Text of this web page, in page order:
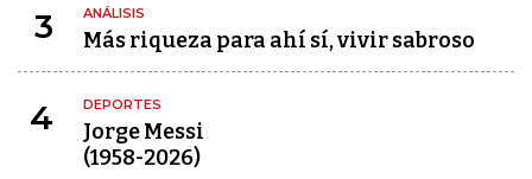
3 ANÁLISIS
Más riqueza para ahí sí, vivir sabroso
4 DEPORTES
Jorge Messi
(1958-2026)